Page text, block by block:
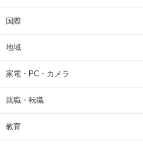
国際
地域
家電・PC・カメラ
就職・転職
教育